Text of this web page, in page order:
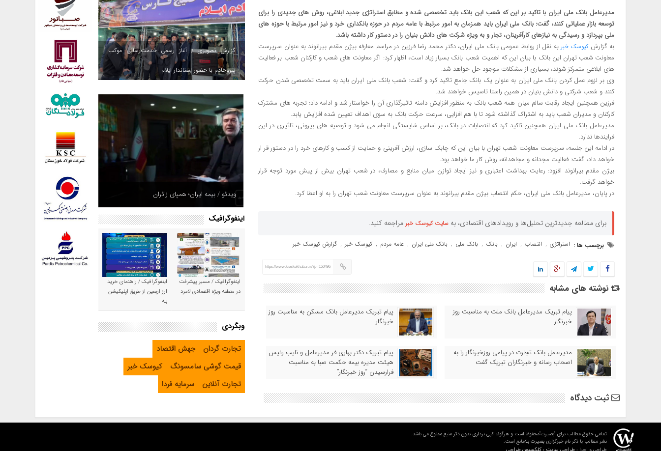
مدیرعامل بانک ملی ایران با تاکید بر این که شعب این بانک باید تخصصی شده و مطابق استراتژی جدید ابلاغی، روش های جدیدی را برای
توسعه بازار عملیاتی کنند، گفت: بانک ملی ایران باید همزمان به امور مرتبط با عامه مردم در حوزه بانکداری خرد و نیز امور مرتبط با حوزه های
ملی بپردازد و رسیدگی به نیازهای کارآفرینان، تجار و به ویژه شرکت های دانش بنیان را در دستور کار داشته باشد.
به گزارش کیوسک خبر به نقل از روابط عمومی بانک ملی ایران، دکتر محمد رضا فرزین در مراسم معارفه بیژن مقدم بیرانوند به عنوان سرپرست
معاونت شعب تهران این بانک با بیان این که اهمیت شعب بانک بسیار زیاد است، اظهار کرد: اگر معاونت های شعب و کارکنان شعب بر فعالیت
های ابلاغی متمرکز شوند، بسیاری از مشکلات موجود حل خواهد شد.
وی بر لزوم عمل کردن بانک ملی ایران به عنوان یک بانک جامع تاکید کرد و گفت: شعب بانک ملی ایران باید به سمت تخصصی شدن حرکت
کنند و شعب شرکتی و دانش بنیان در همین راستا تاسیس خواهند شد.
فرزین همچنین ایجاد رقابت سالم میان همه شعب بانک به منظور افزایش دامنه تاثیرگذاری آن را خواستار شد و ادامه داد: تجربه های مشترک
کارکنان و مدیران شعب باید به اشتراک گذاشته شود تا با هم افزایی، سرعت حرکت بانک به سوی اهداف تعیین شده افزایش یابد.
مدیرعامل بانک ملی ایران همچنین تاکید کرد که انتصابات در بانک، بر اساس شایستگی انجام می شود و توصیه های بیرونی، تاثیری در این
فرایندها ندارد.
در ادامه این جلسه، سرپرست معاونت شعب تهران با بیان این که چابک سازی، ارزش آفرینی و حمایت از کسب و کارهای خرد را در دستور قر ار
خواهد داد، گفت: فعالیت مجدانه و مجاهدانه، روش کار ما خواهد بود.
بیژن مقدم بیرانوند افزود: رعایت بهداشت اعتباری و نیز ایجاد توازن میان منابع و مصارف، در شعب تهران بیش از پیش مورد توجه قرار
خواهد گرفت.
در پایان، مدیرعامل بانک ملی ایران، حکم انتصاب بیژن مقدم بیرانوند به عنوان سرپرست معاونت شعب تهران را به او اعطا کرد.
برای مطالعه جدیدترین تحلیل‌ها و رویدادهای اقتصادی، به سایت کیوسک خبر مراجعه کنید.
برچسب ها : استراتژی , انتصاب , ایران , بانک , بانک ملی , بانک ملی ایران , عامه مردم , کیوسک خبر , گزارش کیوسک خبر
https://www.kioskekhabar.ir/?p=150496
نوشته های مشابه
پیام تبریک مدیرعامل بانک ملت به مناسبت روز
خبرنگار
پیام تبریک مدیرعامل بانک مسکن به مناسبت روز
خبرنگار
مدیرعامل بانک تجارت در پیامی روزخبرنگار را به
اصحاب رسانه و خبرنگاران تبریک گفت
پیام تبریک دکتر بهاری فر مدیرعامل و نایب رئیس
هیئت مدیره بیمه حکمت صبا به مناسبت
فرارسیدن “روز خبرنگار”
ثبت دیدگاه
گزارش تصویری / آغاز رسمی خدمت‌رسانی موکب
پتروخادم با حضور استاندار ایلام
ویدئو / بیمه ایران؛ همپای زائران
اینفوگرافیک
اینفوگرافیک / مسیر پیشرفت
در منطقه ویژه اقتصادی لامرد
اینفوگرافیک / راهنمای خرید
ارز اربعین از طریق اپلیکیشن
بله
وبگردی
تجارت گردان
جهش اقتصاد
قیمت گوشی سامسونگ
کیوسک خبر
تجارت آنلاین
سرمایه فردا
تمامی حقوق مطالب برای "بصیرت"محفوظ است و هرگونه کپی برداری بدون ذکر منبع ممنوع می باشد.
نشر مطالب با ذکر نام خبرگزاری بصیرت بلامانع است.